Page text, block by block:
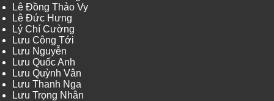
Lê Đồng Thảo Vy
Lê Đức Hưng
Lý Chí Cường
Lưu Công Tới
Lưu Nguyễn
Lưu Quốc Anh
Lưu Quỳnh Vân
Lưu Thanh Nga
Lưu Trọng Nhân